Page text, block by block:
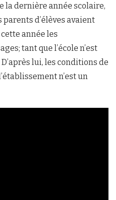
la dernière année scolaire,
d’élèves avaient
année les
tant que l’école n’est
lui, les conditions de
n’est un